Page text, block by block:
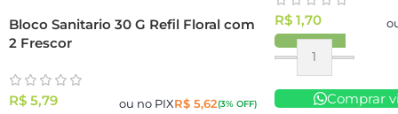
Bloco Sanitario 30 G Refil Floral com
2 Frescor
R$ 5,79 ou no PIXR$5,62(3% OFF)
R$1,70
Comprar